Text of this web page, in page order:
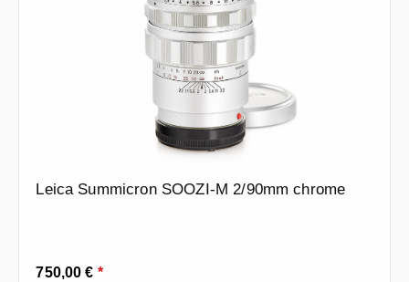
Leica Summicron SOOZI-M 2/90mm chrome
Regulärer Preis:
750,00 € *